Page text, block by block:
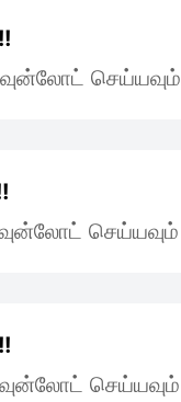
செய்யவும்
செய்யவும்
செய்யவும்